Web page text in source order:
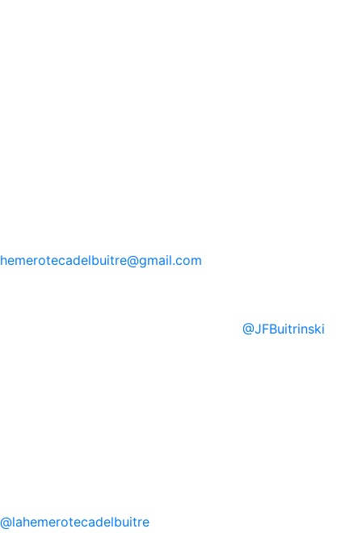
hemerotecadelbuitre@gmail.com
@JFBuitrinski
@lahemerotecadelbuitre